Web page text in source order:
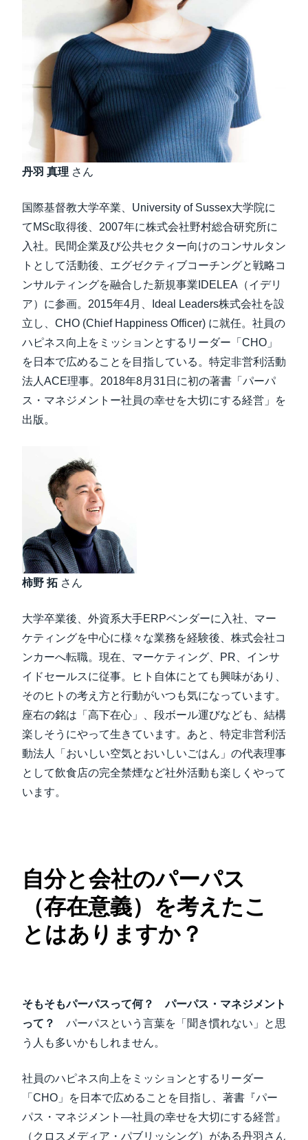
丹羽 真理 さん
国際基督教大学卒業、University of Sussex大学院に
てMSc取得後、2007年に株式会社野村総合研究所に
入社。民間企業及び公共セクター向けのコンサルタン
トとして活動後、エグゼクティブコーチングと戦略コ
ンサルティングを融合した新規事業IDELEA（イデリ
ア）に参画。2015年4月、Ideal Leaders株式会社を設
立し、CHO (Chief Happiness Officer) に就任。社員の
ハピネス向上をミッションとするリーダー「CHO」
を日本で広めることを目指している。特定非営利活動
法人ACE理事。2018年8月31日に初の著書「パーパ
ス・マネジメントー社員の幸せを大切にする経営」を
出版。
柿野 拓 さん
大学卒業後、外資系大手ERPベンダーに入社、マー
ケティングを中心に様々な業務を経験後、株式会社コ
ンカーへ転職。現在、マーケティング、PR、インサ
イドセールスに従事。ヒト自体にとても興味があり、
そのヒトの考え方と行動がいつも気になっています。
座右の銘は「高下在心」、段ボール運びなども、結構
楽しそうにやって生きています。あと、特定非営利活
動法人「おいしい空気とおいしいごはん」の代表理事
として飲食店の完全禁煙など社外活動も楽しくやって
います。
自分と会社のパーパス
（存在意義）を考えたこ
とはありますか？
そもそもパーパスって何？ パーパス・マネジメント
って？
パーパスという言葉を「聞き慣れない」と思
う人も多いかもしれません。
社員のハピネス向上をミッションとするリーダー
「CHO」を日本で広めることを目指し、著書『パー
パス・マネジメント―社員の幸せを大切にする経営』
（クロスメディア・パブリッシング）がある丹羽さん